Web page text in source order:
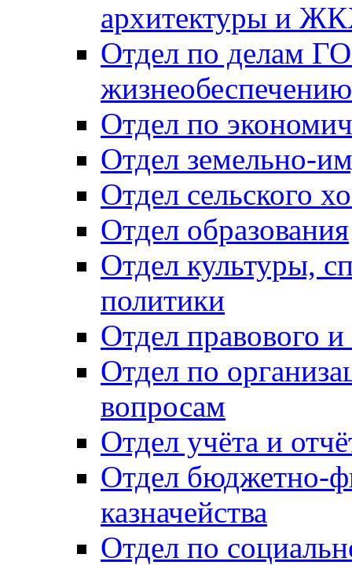
архитектуры и
Отдел по делам
Отдел по
Отдел земельно-
Отдел сельского
Отдел образования
Отдел культуры,
политики
Отдел правового
Отдел по
вопросам
Отдел учёта и
Отдел бюджетно-
казначейства
Отдел по